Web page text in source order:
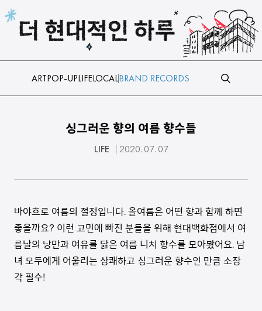
본문 바로가기
ARTPOP-UPLIFELOCALBRAND RECORDS
싱그러운 향의 여름 향수들
LIFE 2020. 07. 07
바야흐로 여름의 절정입니다. 올여름은 어떤 향과 함께 하면
좋을까요? 이런 고민에 빠진 분들을 위해 현대백화점에서 여
름날의 낭만과 여유를 닮은 여름 니치 향수를 모아봤어요. 남
녀 모두에게 어울리는 상쾌하고 싱그러운 향수인 만큼 소장
각 필수!